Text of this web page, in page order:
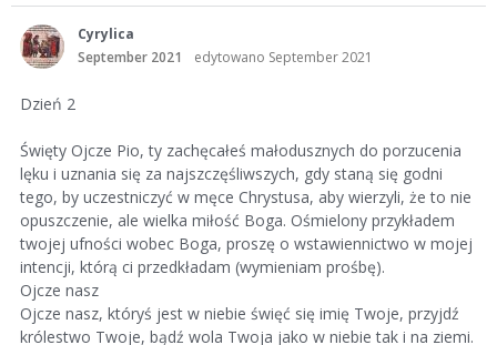
Cyrylica
September 2021
edytowano September 2021
Dzień 2
Święty Ojcze Pio, ty zachęcałeś małodusznych do porzucenia
lęku i uznania się za najszczęśliwszych, gdy staną się godni
tego, by uczestniczyć w męce Chrystusa, aby wierzyli, że to nie
opuszczenie, ale wielka miłość Boga. Ośmielony przykładem
twojej ufności wobec Boga, proszę o wstawiennictwo w mojej
intencji, którą ci przedkładam (wymieniam prośbę).
Ojcze nasz
Ojcze nasz, któryś jest w niebie święć się imię Twoje, przyjdź
królestwo Twoje, bądź wola Twoja jako w niebie tak i na ziemi.